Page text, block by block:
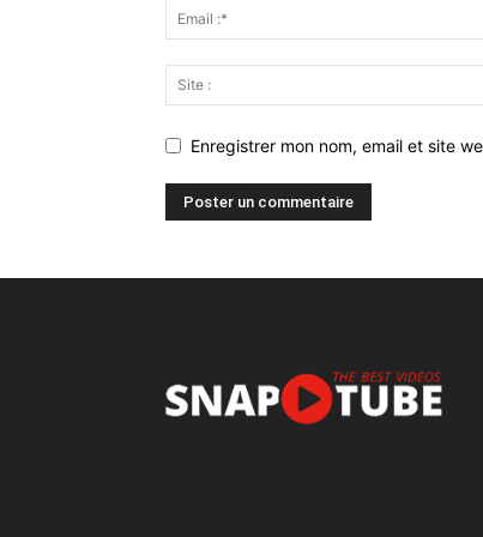
Enregistrer mon nom, email et site